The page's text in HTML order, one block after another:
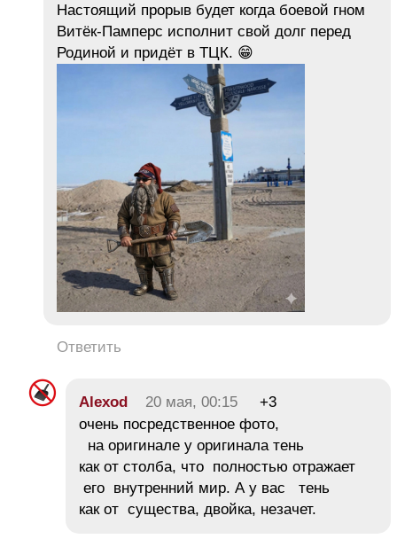
Настоящий прорыв будет когда боевой гном
Витёк-Памперс исполнит свой долг перед
Родиной и придёт в ТЦК. 😁
Ответить
Alexod 20 мая, 00:15
+3
очень посредственное фото,
на оригинале у оригинала тень
как от столба, что полностью отражает
его внутренний мир. А у вас тень
как от существа, двойка, незачет.